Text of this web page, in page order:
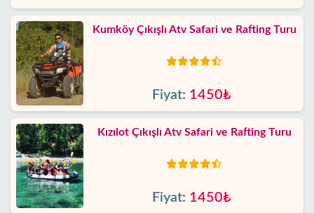
Kumköy Çıkışlı Atv Safari ve Rafting Turu
Fiyat: 1450₺
Kızılot Çıkışlı Atv Safari ve Rafting Turu
Fiyat: 1450₺